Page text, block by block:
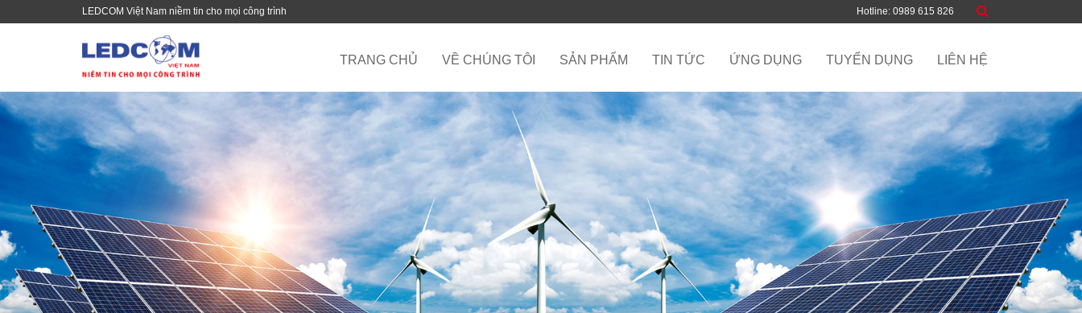
LEDCOM Việt Nam niềm tin cho mọi công trình Hotline: 0989 615 826
TRANG CHỦ VỀ CHÚNG TÔI SẢN PHẨM TIN TỨC ỨNG DỤNG TUYỂN DỤNG LIÊN HỆ